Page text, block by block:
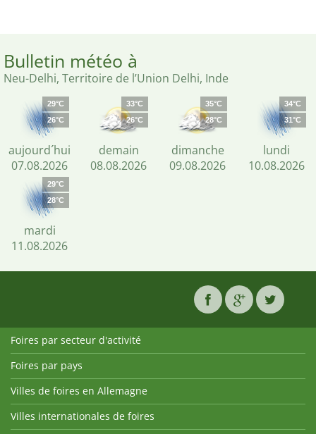
Bulletin météo à
Neu-Delhi, Territoire de l’Union Delhi, Inde
29°C
26°C
aujourd´hui
07.08.2026
33°C
26°C
demain
08.08.2026
35°C
28°C
dimanche
09.08.2026
34°C
31°C
lundi
10.08.2026
29°C
28°C
mardi
11.08.2026
Foires par secteur d'activité
Foires par pays
Villes de foires en Allemagne
Villes internationales de foires